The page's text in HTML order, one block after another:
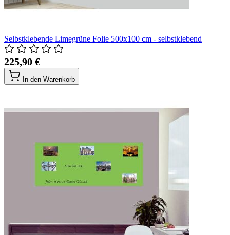
Selbstklebende Limegrüne Folie 500x100 cm - selbstklebend
225,90 €
In den Warenkorb